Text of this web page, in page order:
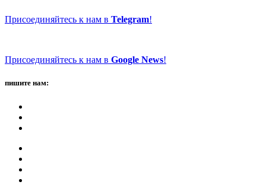
Присоединяйтесь к нам в Telegram!
Присоединяйтесь к нам в Google News!
пишите нам: